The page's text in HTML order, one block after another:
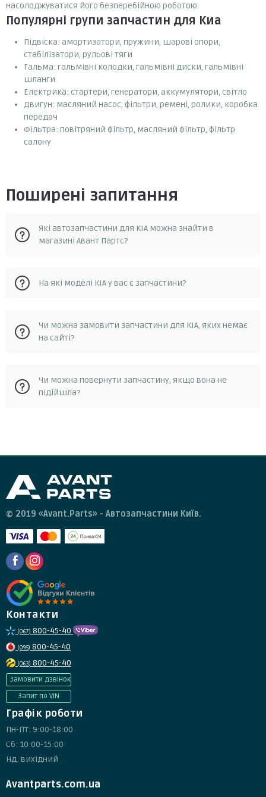
насолоджуватися його безперебійною роботою.
Популярні групи запчастин для Киа
Підвіска: амортизатори, пружини, шарові опори,
стабілізатори, рульові тяги
Гальма: гальмівні колодки, гальмівні диски, гальмівні
шланги
Електрика: стартери, генератори, аккумулятори, світло
Двигун: масляний насос, фільтри, ремені, ролики, коробка
передач
Фільтра: повітряний фільтр, масляний фільтр, фільтр
салону
Поширені запитання
Які автозапчастини для KIA можна знайти в
магазині Авант Партс?
асортимент автозапчастин для автомобілів KIA. Зокрема,
На які моделі KIA у вас є запчастини?
для KIA, для таких моделей carens, Carnival, Ceed, Cerato,
Clarus, Magentis, Optima, Picanto, Pro Ceed, Rio, Seltos,
Чи можна замовити запчастини для KIA, яких немає
на сайті?
на сайті avantparts.com.ua. Для цього вам потрібно
зв'язатися з нашою службою підтримки клієнтів, і ми
Чи можна повернути запчастину, якщо вона не
підійшла?
нашою службою підтримки клієнтів протягом 14 днів з
дати отримання замовлення і отримати від нас інструкції
щодо повернення товару.
© 2019 «Avant.Parts» - Автозапчастини Київ.
Контакти
(067) 800-45-40
(095) 800-45-40
(063) 800-45-40
Замовити дзвінок
Запит по VIN
Графік роботи
Пн-Пт: 9:00-18:00
Сб: 10:00-15:00
Нд: вихідний
Avantparts.com.ua